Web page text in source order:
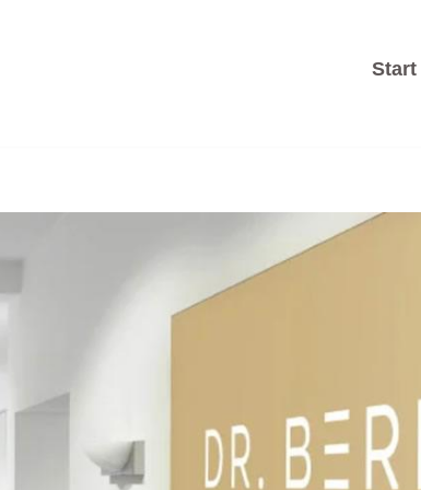
Start
als auch ✓Arbeitsrecht, Insolvenzsanierung,
Insolvenzrecht, ✓Insolvenzverwaltung,